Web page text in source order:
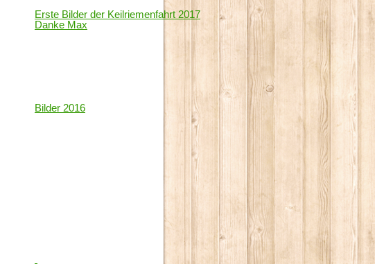
Erste Bilder der Keilriemenfahrt 2017
Danke Max
Bilder 2016